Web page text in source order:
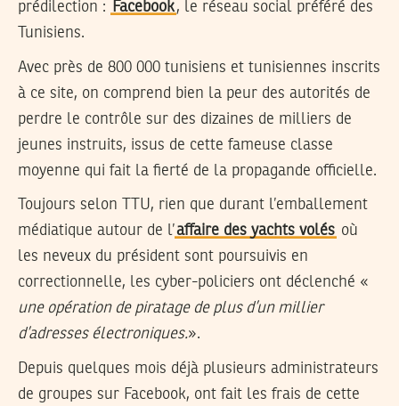
prédilection :
Facebook, le réseau social préféré des
Tunisiens.
Avec près de 800 000 tunisiens et tunisiennes inscrits
à ce site, on comprend bien la peur des autorités de
perdre le contrôle sur des dizaines de milliers de
jeunes instruits, issus de cette fameuse classe
moyenne qui fait la fierté de la propagande officielle.
Toujours selon TTU, rien que durant l’emballement
médiatique autour de l’affaire des yachts volés où
les neveux du président sont poursuivis en
correctionnelle, les cyber-policiers ont déclenché «
une opération de piratage de plus d’un millier
d’adresses électroniques.».
Depuis quelques mois déjà plusieurs administrateurs
de groupes sur Facebook, ont fait les frais de cette